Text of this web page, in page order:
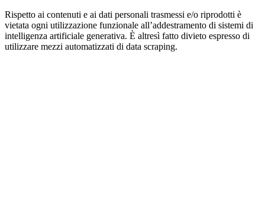
Rispetto ai contenuti e ai dati personali trasmessi e/o riprodotti è
vietata ogni utilizzazione funzionale all’addestramento di sistemi di
intelligenza artificiale generativa. È altresì fatto divieto espresso di
utilizzare mezzi automatizzati di data scraping.